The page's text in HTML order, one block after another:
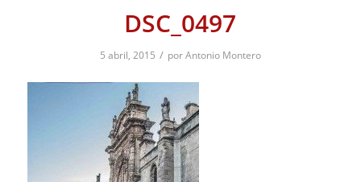
DSC_0497
5 abril, 2015 / porAntonio Montero